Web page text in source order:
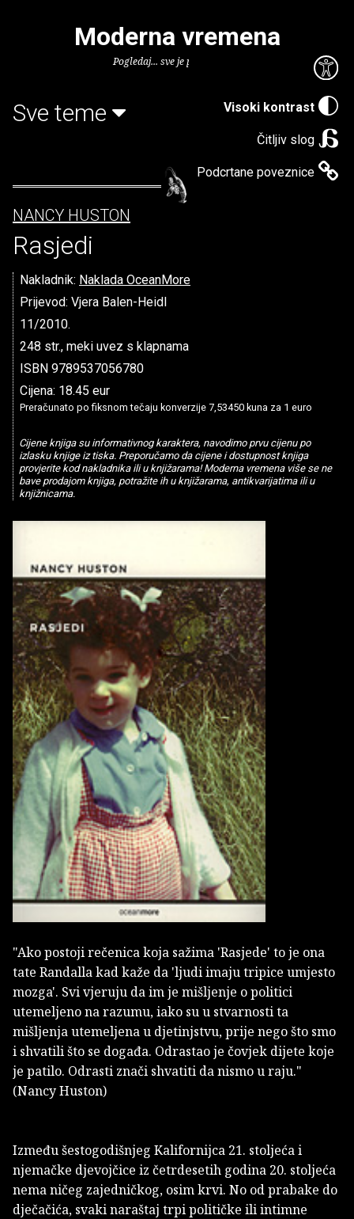
Visoki kontrast
Čitljiv slog
Podcrtane poveznice
Moderna vremena
Pogledaj... sve je puno knjiga.
Sve teme
NANCY HUSTON
Rasjedi
Nakladnik: Naklada OceanMore
Prijevod: Vjera Balen-Heidl
11/2010.
248 str., meki uvez s klapnama
ISBN 9789537056780
Cijena: 18.45 eur
Preračunato po fiksnom tečaju konverzije 7,53450 kuna za 1 euro
Cijene knjiga su informativnog karaktera, navodimo prvu cijenu po
izlasku knjige iz tiska. Preporučamo da cijene i dostupnost knjiga
provjerite kod nakladnika ili u knjižarama! Moderna vremena više se ne
bave prodajom knjiga, potražite ih u knjižarama, antikvarijatima ili u
knjižnicama.
"Ako postoji rečenica koja sažima 'Rasjede' to je ona
tate Randalla kad kaže da 'ljudi imaju tripice umjesto
mozga'. Svi vjeruju da im je mišljenje o politici
utemeljeno na razumu, iako su u stvarnosti ta
mišljenja utemeljena u djetinjstvu, prije nego što smo
i shvatili što se događa. Odrastao je čovjek dijete koje
je patilo. Odrasti znači shvatiti da nismo u raju."
(Nancy Huston)
Između šestogodišnjeg Kalifornijca 21. stoljeća i
njemačke djevojčice iz četrdesetih godina 20. stoljeća
nema ničeg zajedničkog, osim krvi. No od prabake do
dječačića, svaki naraštaj trpi političke ili intimne